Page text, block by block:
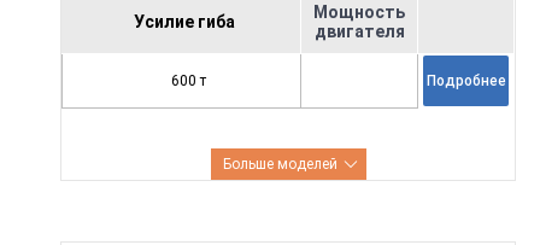
Усилие гиба
Мощность
двигателя
600 т Подробнее
Больше моделей